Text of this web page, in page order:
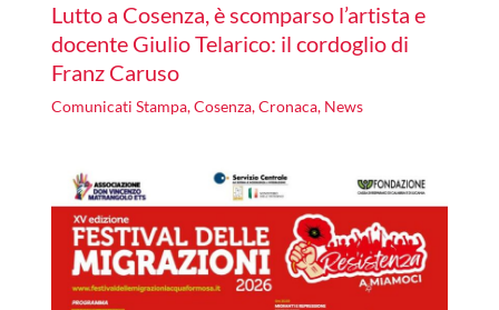
Lutto a Cosenza, è scomparso l’artista e
docente Giulio Telarico: il cordoglio di
Franz Caruso
Comunicati Stampa,Cosenza,Cronaca, News